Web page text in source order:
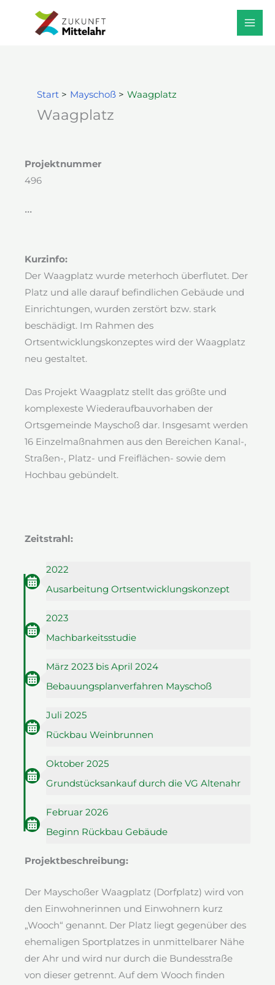
Mayschoß
Start Mayschoß Waagplatz
Waagplatz
Projektnummer
496
•••
Kurzinfo:
Der Waagplatz wurde meterhoch überflutet. Der
Platz und alle darauf befindlichen Gebäude und
Einrichtungen, wurden zerstört bzw. stark
beschädigt. Im Rahmen des
Ortsentwicklungskonzeptes wird der Waagplatz
neu gestaltet.
Das Projekt Waagplatz stellt das größte und
komplexeste Wiederaufbauvorhaben der
Ortsgemeinde Mayschoß dar. Insgesamt werden
16 Einzelmaßnahmen aus den Bereichen Kanal-,
Straßen-, Platz- und Freiflächen- sowie dem
Hochbau gebündelt.
Zeitstrahl:
2022
Ausarbeitung Ortsentwicklungskonzept
2023
Machbarkeitsstudie
März 2023 bis April 2024
Bebauungsplanverfahren Mayschoß
Juli 2025
Rückbau Weinbrunnen
Oktober 2025
Grundstücksankauf durch die VG Altenahr
Februar 2026
Beginn Rückbau Gebäude
Projektbeschreibung:
Der Mayschoßer Waagplatz (Dorfplatz) wird von
den Einwohnerinnen und Einwohnern kurz
„Wooch“ genannt. Der Platz liegt gegenüber des
ehemaligen Sportplatzes in unmittelbarer Nähe
der Ahr und wird nur durch die Bundesstraße
von dieser getrennt. Auf dem Wooch finden